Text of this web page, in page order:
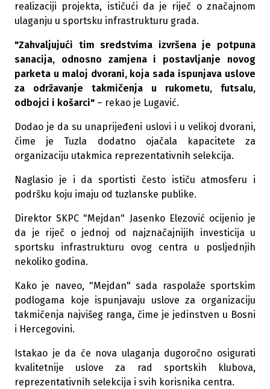
realizaciji projekta, ističući da je riječ o značajnom
ulaganju u sportsku infrastrukturu grada.
"Zahvaljujući tim sredstvima izvršena je potpuna
sanacija, odnosno zamjena i postavljanje novog
parketa u maloj dvorani, koja sada ispunjava uslove
za održavanje takmičenja u rukometu, futsalu,
odbojci i košarci" – rekao je Lugavić.
Dodao je da su unaprijeđeni uslovi i u velikoj dvorani,
čime je Tuzla dodatno ojačala kapacitete za
organizaciju utakmica reprezentativnih selekcija.
Naglasio je i da sportisti često ističu atmosferu i
podršku koju imaju od tuzlanske publike.
Direktor SKPC "Mejdan" Jasenko Elezović ocijenio je
da je riječ o jednoj od najznačajnijih investicija u
sportsku infrastrukturu ovog centra u posljednjih
nekoliko godina.
Kako je naveo, "Mejdan" sada raspolaže sportskim
podlogama koje ispunjavaju uslove za organizaciju
takmičenja najvišeg ranga, čime je jedinstven u Bosni
i Hercegovini.
Istakao je da će nova ulaganja dugoročno osigurati
kvalitetnije uslove za rad sportskih klubova,
reprezentativnih selekcija i svih korisnika centra.